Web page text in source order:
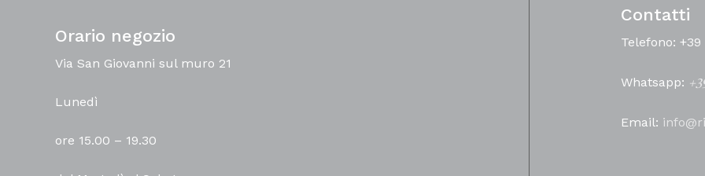
Orario negozio
Via San Giovanni sul muro 21
Lunedì
ore 15.00 – 19.30
Contatti
Telefono: +39
Whatsapp:
Email: